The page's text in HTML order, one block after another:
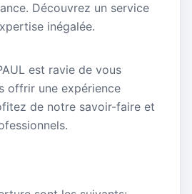
Découvrez un service
inégalée.
est ravie de vous
offrir une expérience
de notre savoir-faire et